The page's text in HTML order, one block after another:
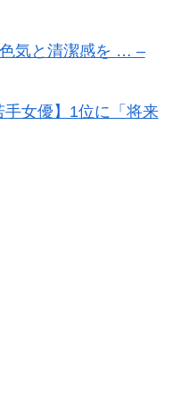
色気と清潔感を … –
女優】1位に「将来